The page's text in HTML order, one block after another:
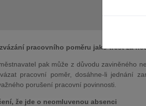
pracovního poměru jako trest za
pak může z důvodu zaviněného
pracovní poměr, dosáhne-li jednání
porušení pracovní povinnosti.
že jde o neomluvenou absenci
JUDr. Tomáš Sokol
Kurzy lektora